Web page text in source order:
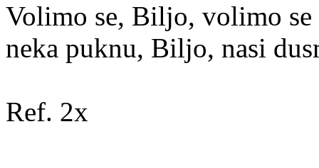
Volimo se, Biljo, volimo
neka puknu, Biljo, nasi
Ref. 2x